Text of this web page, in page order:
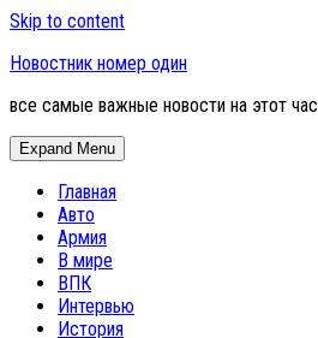
Skip to content
Новостник номер один
все самые важные новости на этот час
Expand Menu
Главная
Авто
Армия
В мире
ВПК
Интервью
История